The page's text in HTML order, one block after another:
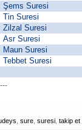
Şems Suresi
Tin Suresi
Zilzal Suresi
Asr Suresi
Maun Suresi
Tebbet Suresi
sure suresi takip et